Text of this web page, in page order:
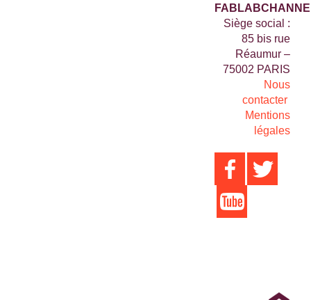
Siège social :
85 bis rue
Réaumur –
75002 PARIS
Nous
contacter
Mentions
légales